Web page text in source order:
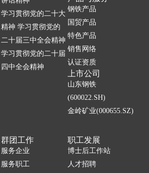
学习贯彻党的二十大
精神 学习贯彻党的
二十届三中全会精神
学习贯彻党的二十届
四中全会精神
钢铁产品
国贸产品
特色产品
销售网络
认证资质
上市公司
山东钢铁
(600022.SH)
金岭矿业(000655.SZ)
群团工作
服务企业
服务职工
职工发展
博士后工作站
人才招聘